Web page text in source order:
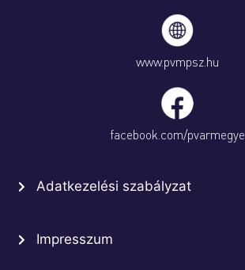
www.pvmpsz.hu
facebook.com/pvarmegye
Adatkezelési szabályzat
Impresszum